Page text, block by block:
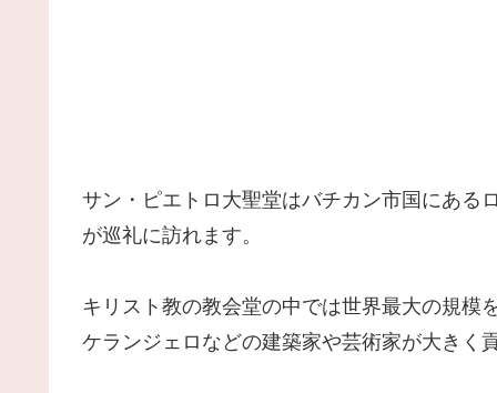
サン・ピエトロ大聖堂はバチカン市国にある
が巡礼に訪れます。
キリスト教の教会堂の中では世界最大の規模
ケランジェロなどの建築家や芸術家が大きく